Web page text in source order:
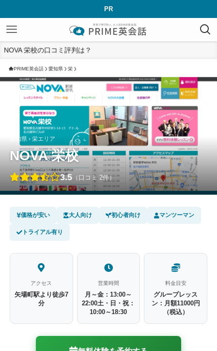
PR
NOVA 栄校の口コミ評判は？
PRIME英会話 愛知県 栄
愛知県 › 栄エリア
NOVA 栄校
3.5 （口コミ 2件）
価格が安い 大人向け 初心者向け マンツーマン
トライアル有り
アクセス
矢場町駅より徒歩7
分
営業時間
月～金：13:00～
22:00土・日・祝：
10:00～18:30
料金目安
グループレッス
ン：月額11000円
（税込）